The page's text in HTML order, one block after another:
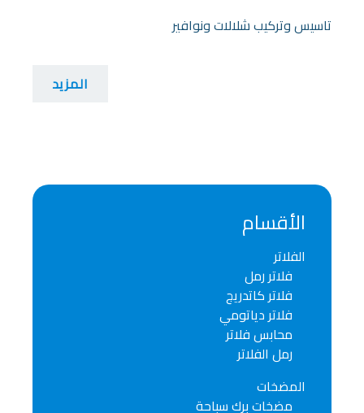
تاسيس وتركيب شلالات ونوافير
المزيد
الأقسام
الفلاتر
فلاتر رمل
فلاتر كاتدريج
فلاتر دياتومي
محابس فلاتر
رمل الفلاتر
المضخات
مضخات برك سباحة